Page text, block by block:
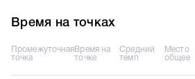
Время на точках
Промежуточная
точка
Время на
точке
Средний
темп
Место
общее